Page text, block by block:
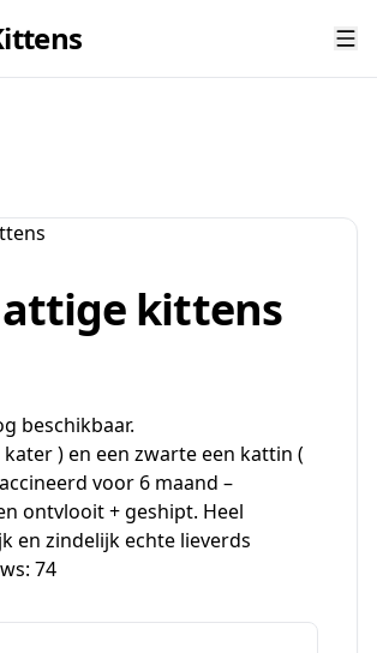
kittens
beschikbaar.
kater ) en een zwarte een kattin (
voor 6 maand –
ontvlooit + geshipt. Heel
en zindelijk echte lieverds
74